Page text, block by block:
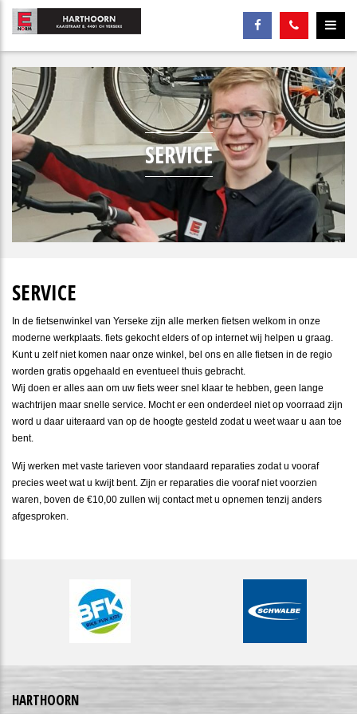
SERVICE
SERVICE
In de fietsenwinkel van Yerseke zijn alle merken fietsen welkom in onze
moderne werkplaats. fiets gekocht elders of op internet wij helpen u graag.
Kunt u zelf niet komen naar onze winkel, bel ons en alle fietsen in de regio
worden gratis opgehaald en eventueel thuis gebracht.
Wij doen er alles aan om uw fiets weer snel klaar te hebben, geen lange
wachtrijen maar snelle service. Mocht er een onderdeel niet op voorraad zijn
word u daar uiteraard van op de hoogte gesteld zodat u weet waar u aan toe
bent.
Wij werken met vaste tarieven voor standaard reparaties zodat u vooraf
precies weet wat u kwijt bent. Zijn er reparaties die vooraf niet voorzien
waren, boven de €10,00 zullen wij contact met u opnemen tenzij anders
afgesproken.
HARTHOORN